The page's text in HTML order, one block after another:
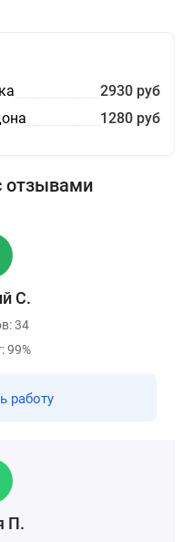
2930 руб
1280 руб
отзывами
С.
34
99%
работу
П.